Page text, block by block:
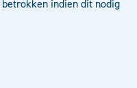
indien dit nodig